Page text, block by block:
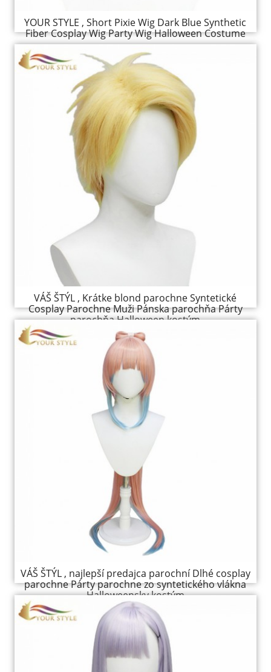
YOUR STYLE , Short Pixie Wig Dark Blue Synthetic
Fiber Cosplay Wig Party Wig Halloween Costume
VÁŠ ŠTÝL , Krátke blond parochne Syntetické
Cosplay Parochne Muži Pánska parochňa Párty
parochňa Halloween kostým
VÁŠ ŠTÝL , najlepší predajca parochní Dlhé cosplay
parochne Párty parochne zo syntetického vlákna
Halloweensky kostým